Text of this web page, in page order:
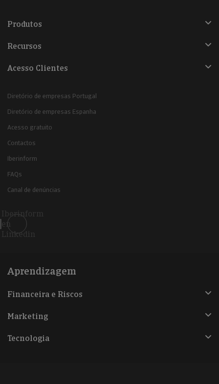
Produtos
Recursos
Acesso Clientes
Diretório de empresas Portugal
Diretório de empresas Espanha
Acesso gratuito
Contactos
Iberinform
FAQs
Canal de denúncias
Iberinform
en
Linkedin
Aprendizagem
Financeira e Riscos
Marketing
Tecnologia